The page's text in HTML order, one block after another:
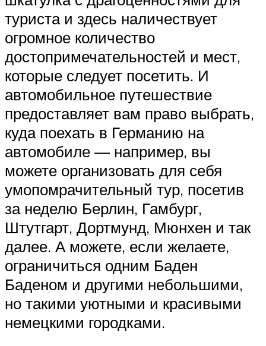
туриста и здесь наличествует
огромное количество
достопримечательностей и мест,
которые следует посетить. И
автомобильное путешествие
предоставляет вам право выбрать,
куда поехать в Германию на
автомобиле — например, вы
можете организовать для себя
умопомрачительный тур, посетив
за неделю Берлин, Гамбург,
Штутгарт, Дортмунд, Мюнхен и так
далее. А можете, если желаете,
ограничиться одним Баден
Баденом и другими небольшими,
но такими уютными и красивыми
немецкими городками.